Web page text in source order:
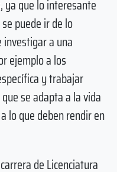
ya que lo interesante
puede ir de lo
a una
ejemplo a los
y trabajar
se adapta a la vida
lo que deben rendir en
de Licenciatura